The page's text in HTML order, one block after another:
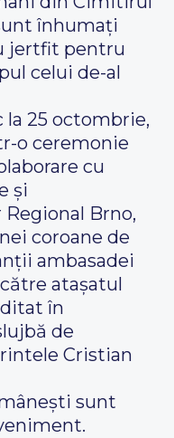
înhumați
jertfit pentru
celui de-al
la 25 octombrie,
o ceremonie
cu
și
Brno,
coroane de
ambasadei
atașatul
în
de
Cristian
sunt